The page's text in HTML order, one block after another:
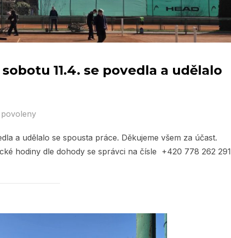
11.4. se povedla a udělalo
a udělalo se spousta práce. Děkujeme všem za účast.
hodiny dle dohody se správci na čísle +420 778 262 291